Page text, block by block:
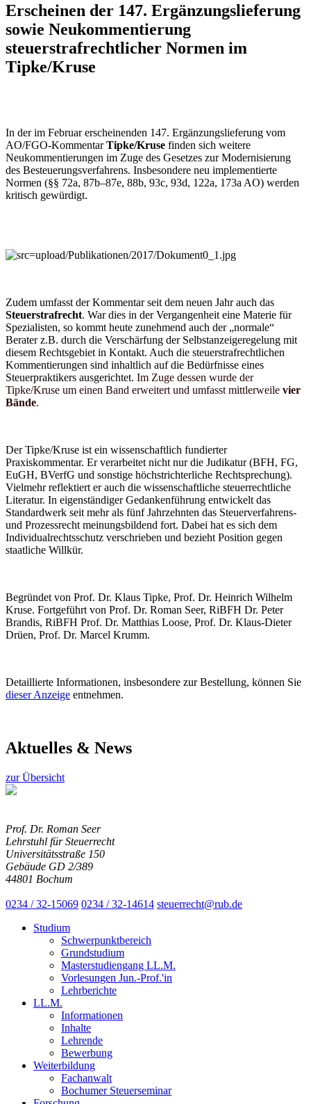
Erscheinen der 147. Ergänzungslieferung
sowie Neukommentierung
steuerstrafrechtlicher Normen im
Tipke/Kruse
In der im Februar erscheinenden 147. Ergänzungslieferung vom
AO/FGO-KommentarTipke/Kruse finden sich weitere
Neukommentierungen im Zuge des Gesetzes zur Modernisierung
des Besteuerungsverfahrens. Insbesondere neu implementierte
Normen (§§ 72a, 87b–87e, 88b, 93c, 93d, 122a, 173a AO) werden
kritisch gewürdigt.
Zudem umfasst der Kommentar seit dem neuen Jahr auch das
Steuerstrafrecht. War dies in der Vergangenheit eine Materie für
Spezialisten, so kommt heute zunehmend auch der „normale“
Berater z.B. durch die Verschärfung der Selbstanzeigeregelung mit
diesem Rechtsgebiet in Kontakt. Auch die steuerstrafrechtlichen
Kommentierungen sind inhaltlich auf die Bedürfnisse eines
Steuerpraktikers ausgerichtet. Im Zuge dessen wurde der
Tipke/Kruse um einen Band erweitert und umfasst mittlerweile vier
Bände.
Der Tipke/Kruse ist ein wissenschaftlich fundierter
Praxiskommentar. Er verarbeitet nicht nur die Judikatur (BFH, FG,
EuGH, BVerfG und sonstige höchstrichterliche Rechtsprechung).
Vielmehr reflektiert er auch die wissenschaftliche steuerrechtliche
Literatur. In eigenständiger Gedankenführung entwickelt das
Standardwerk seit mehr als fünf Jahrzehnten das Steuerverfahrens-
und Prozessrecht meinungsbildend fort. Dabei hat es sich dem
Individualrechtsschutz verschrieben und bezieht Position gegen
staatliche Willkür.
Begründet von Prof. Dr. Klaus Tipke, Prof. Dr. Heinrich Wilhelm
Kruse. Fortgeführt von Prof. Dr. Roman Seer, RiBFH Dr. Peter
Brandis, RiBFH Prof. Dr. Matthias Loose, Prof. Dr. Klaus-Dieter
Drüen, Prof. Dr. Marcel Krumm.
Detaillierte Informationen, insbesondere zur Bestellung, können Sie
dieser Anzeige entnehmen.
Aktuelles & News
zur Übersicht
Prof. Dr. Roman Seer
Lehrstuhl für Steuerrecht
Universitätsstraße 150
Gebäude GD 2/389
44801 Bochum
0234 / 32-15069 0234 / 32-14614 steuerrecht@rub.de
Studium
Schwerpunktbereich
Grundstudium
Masterstudiengang LL.M.
Vorlesungen Jun.-Prof.'in
Lehrberichte
LL.M.
Informationen
Inhalte
Lehrende
Bewerbung
Weiterbildung
Fachanwalt
Bochumer Steuerseminar